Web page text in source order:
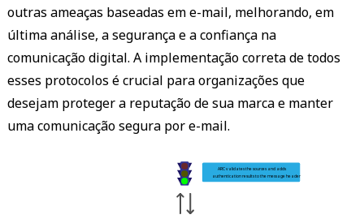
outras ameaças baseadas em e-mail, melhorando, em
última análise, a segurança e a confiança na
comunicação digital. A implementação correta de todos
esses protocolos é crucial para organizações que
desejam proteger a reputação de sua marca e manter
uma comunicação segura por e-mail.
ARC validates the sources and adds
authentication results to the message header